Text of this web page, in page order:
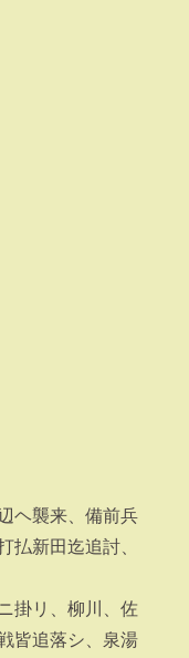
ヘ襲来、備前兵
払新田迄追討、
掛リ、柳川、佐
皆追落シ、泉湯